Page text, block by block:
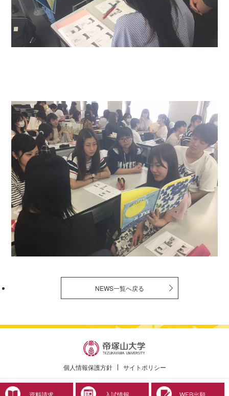
NEWS一覧へ戻る
資料請求 入試情報 WEB出願
個人情報保護方針 サイトポリシー
© 2019 Tezukayama University